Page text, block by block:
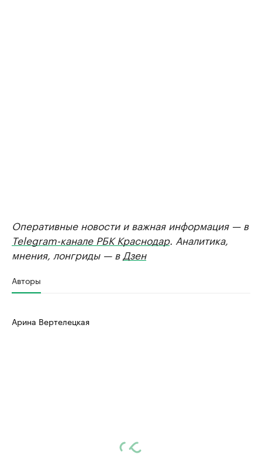
Оперативные новости и важная информация — в
Telegram-канале РБК Краснодар. Аналитика,
мнения, лонгриды — в Дзен
Авторы
Арина Вертелецкая